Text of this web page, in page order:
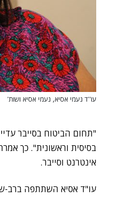
עו''ד נעמי אסיא, נעמי אסיא ושות'
"תחום הביטוח בסייבר
בסיסית וראשונית". כך
אינטרנט וסייבר.
עו"ד אסיא השתתפה ברב-